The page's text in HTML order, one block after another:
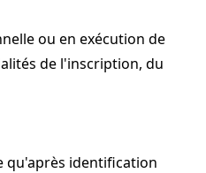
ou en exécution de
de l'inscription, du
qu'après identification